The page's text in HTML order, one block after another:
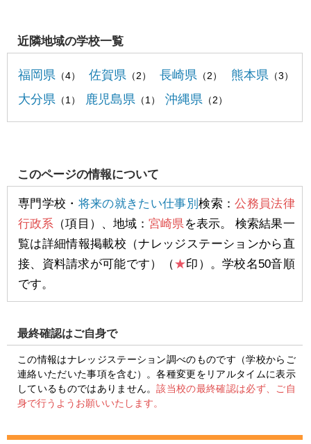
近隣地域の学校一覧
福岡県 （4） 佐賀県 （2） 長崎県 （2） 熊本県 （3）
大分県 （1） 鹿児島県 （1） 沖縄県 （2）
このページの情報について
専門学校・ 将来の就きたい仕事別検索：公務員法律
行政系 （項目）、地域：宮崎県 を表示。 検索結果一
覧は詳細情報掲載校（ナレッジステーションから直
接、資料請求が可能です）（★印）。学校名50音順
です。
最終確認はご自身で
この情報はナレッジステーション調べのものです（学校からご
連絡いただいた事項を含む）。各種変更をリアルタイムに表示
しているものではありません。該当校の最終確認は必ず、ご自
身で行うようお願いいたします。